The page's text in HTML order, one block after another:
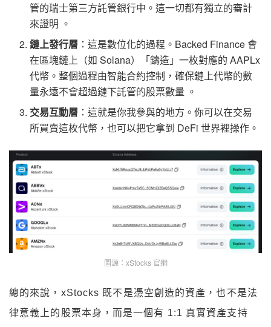
管的瑞士第三方託管銀行中。這一切都有獨立的審計
來證明 。
鏈上發行層 ：這是數位化的過程。Backed Finance 會
在區塊鏈上（如 Solana）「鑄造」一枚對應的 AAPLx
代幣。整個過程由智能合約控制，確保鏈上代幣的數
量永遠不會超過鏈下託管的股票數量 。
交易互動層 ：這就是你我參與的地方。你可以在交易
所買賣這枚代幣，也可以把它拿到 DeFi 世界裡操作。
圖源：xStocks 官網
總的來說，xStocks 既不是憑空創造的資產，也不是法
律意義上的股票本身，而是一個有 1:1 真實資產支持